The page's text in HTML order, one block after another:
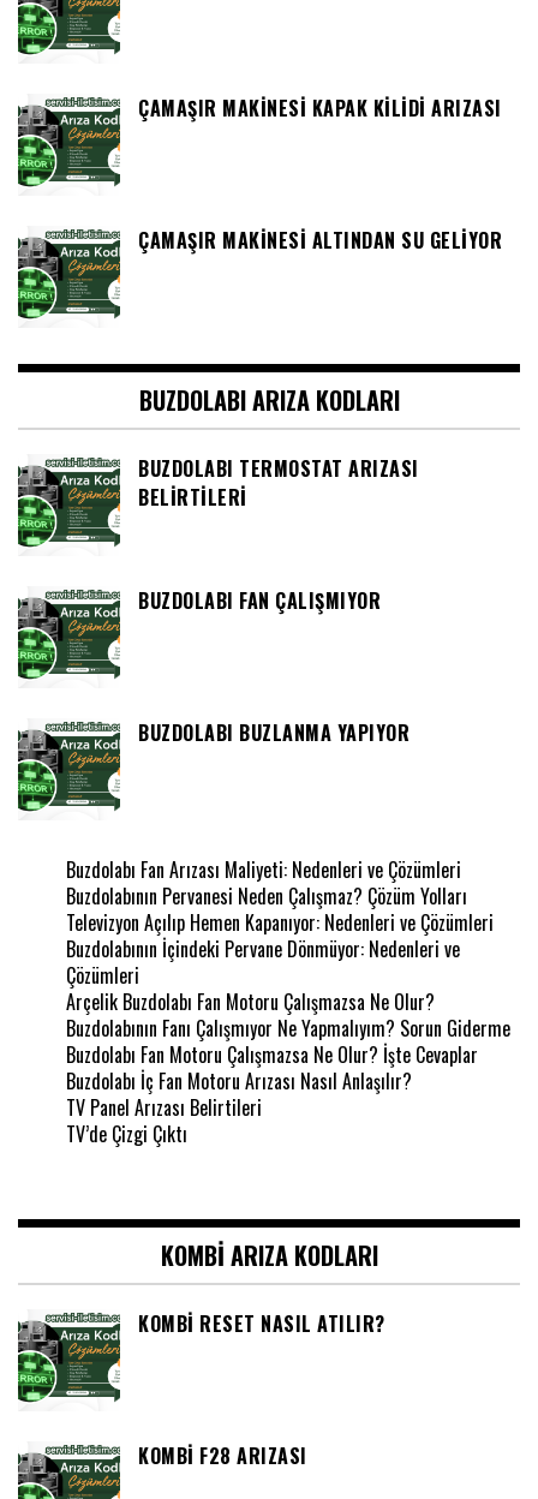
ÇAMAŞIR MAKINESI KAPAK KILIDI ARIZASI
ÇAMAŞIR MAKINESI ALTINDAN SU GELIYOR
BUZDOLABI ARIZA KODLARI
BUZDOLABI TERMOSTAT ARIZASI
BELIRTILERI
BUZDOLABI FAN ÇALIŞMIYOR
BUZDOLABI BUZLANMA YAPIYOR
Buzdolabı Fan Arızası Maliyeti: Nedenleri ve Çözümleri
Buzdolabının Pervanesi Neden Çalışmaz? Çözüm Yolları
Televizyon Açılıp Hemen Kapanıyor: Nedenleri ve Çözümleri
Buzdolabının İçindeki Pervane Dönmüyor: Nedenleri ve
Çözümleri
Arçelik Buzdolabı Fan Motoru Çalışmazsa Ne Olur?
Buzdolabının Fanı Çalışmıyor Ne Yapmalıyım? Sorun Giderme
Buzdolabı Fan Motoru Çalışmazsa Ne Olur? İşte Cevaplar
Buzdolabı İç Fan Motoru Arızası Nasıl Anlaşılır?
TV Panel Arızası Belirtileri
TV’de Çizgi Çıktı
KOMBI ARIZA KODLARI
KOMBI RESET NASIL ATILIR?
KOMBI F28 ARIZASI